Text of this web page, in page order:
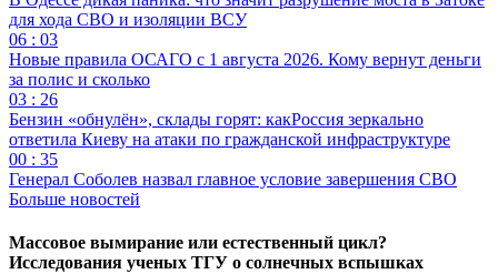
для хода СВО и изоляции ВСУ
06 : 03
Новые правила ОСАГО с 1 августа 2026. Кому вернут деньги
за полис и сколько
03 : 26
Бензин «обнулён», склады горят: какРоссия зеркально
ответила Киеву на атаки по гражданской инфраструктуре
00 : 35
Генерал Соболев назвал главное условие завершения СВО
Больше новостей
Массовое вымирание или естественный цикл?
Исследования ученых ТГУ о солнечных вспышках